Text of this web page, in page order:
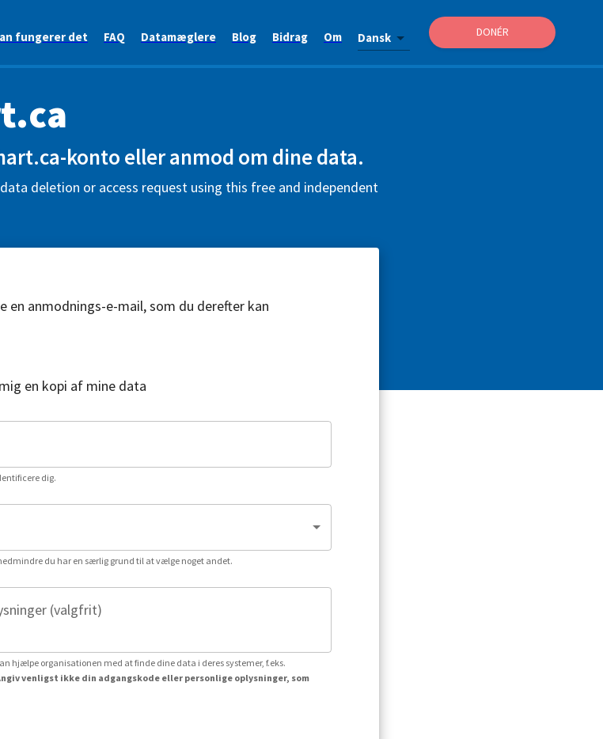
fungerer det FAQ Datamæglere Blog Bidrag Om Dansk DONÉR
konto eller anmod om dine data.
deletion or access request using this free and independent
anmodnings-e-mail, som du derefter kan
en kopi af mine data
dig.
du har en særlig grund til at vælge noget andet.
(valgfrit)
hjælpe organisationen med at finde dine data i deres systemer, f.eks.
venligst ikke din adgangskode eller personlige oplysninger, som